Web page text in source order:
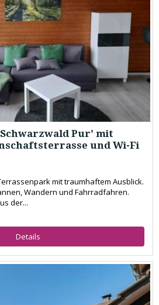
Pur' mit
und Wi-Fi
mit traumhaftem Ausblick.
Wandern und Fahrradfahren.
der...
Details